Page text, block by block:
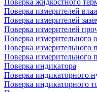
Поверка жидкостного
Поверка измерителей
Поверка измерителей
Поверка измерителей
Поверка измерительного
Поверка измерительного
Поверка измерительного
Поверка индикатора
Поверка индикаторного
Поверка индикаторного